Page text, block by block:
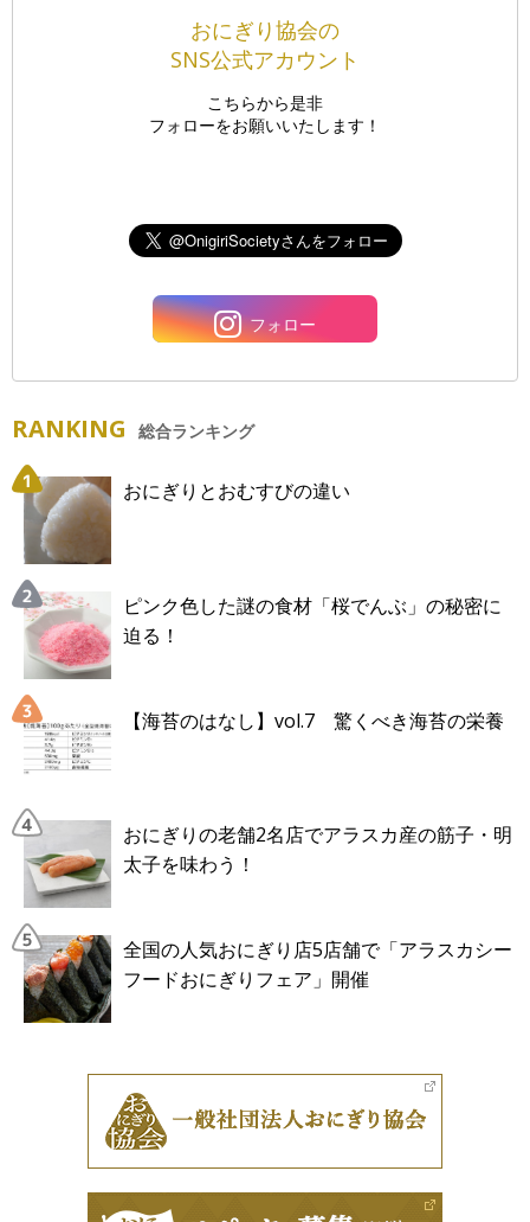
おにぎり協会の
SNS公式アカウント
こちらから是非
フォローをお願いいたします！
フォロー
RANKING 総合ランキング
おにぎりとおむすびの違い
ピンク色した謎の食材「桜でんぶ」の秘密に
迫る！
【海苔のはなし】vol.7 驚くべき海苔の栄養
おにぎりの老舗2名店でアラスカ産の筋子・明
太子を味わう！
全国の人気おにぎり店5店舗で「アラスカシー
フードおにぎりフェア」開催